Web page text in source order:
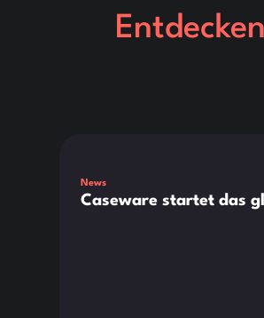
News
Caseware startet das